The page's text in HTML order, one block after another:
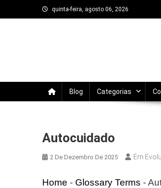
to
quinta-feira, agosto 06, 2026
evoluir todos os dias.
Blog Categorias
Autocuidado
2 De Dezembro De 2025 Em
Home - Glossary Terms -